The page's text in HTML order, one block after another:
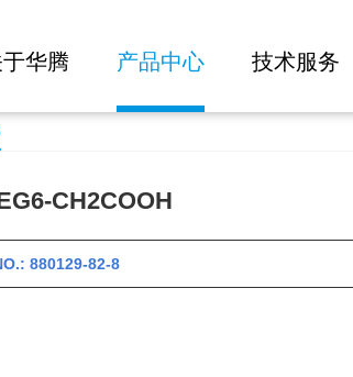
华腾 产品中心 技术服务
CH2COOH
880129-82-8